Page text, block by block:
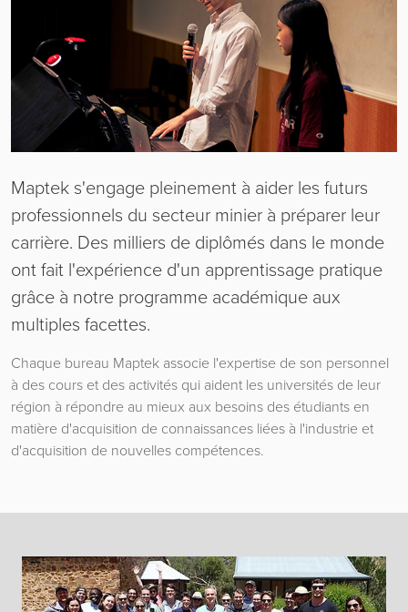
Maptek s'engage pleinement à aider les futurs
professionnels du secteur minier à préparer leur
carrière. Des milliers de diplômés dans le monde
ont fait l'expérience d'un apprentissage pratique
grâce à notre programme académique aux
multiples facettes.
Chaque bureau Maptek associe l'expertise de son personnel
à des cours et des activités qui aident les universités de leur
région à répondre au mieux aux besoins des étudiants en
matière d'acquisition de connaissances liées à l'industrie et
d'acquisition de nouvelles compétences.